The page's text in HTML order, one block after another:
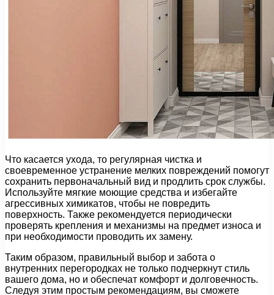
Что касается ухода, то регулярная чистка и
своевременное устранение мелких повреждений помогут
сохранить первоначальный вид и продлить срок службы.
Используйте мягкие моющие средства и избегайте
агрессивных химикатов, чтобы не повредить
поверхность. Также рекомендуется периодически
проверять крепления и механизмы на предмет износа и
при необходимости проводить их замену.
Таким образом, правильный выбор и забота о
внутренних перегородках не только подчеркнут стиль
вашего дома, но и обеспечат комфорт и долговечность.
Следуя этим простым рекомендациям, вы сможете